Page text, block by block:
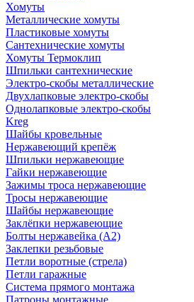
Хомуты
Металлические хомуты
Пластиковые хомуты
Сантехнические хомуты
Хомуты Термоклип
Шпильки сантехнические
Электро-скобы металлические
Двухлапковые электро-скобы
Однолапковые электро-скобы
Kreg
Шайбы кровельные
Нержавеющий крепёж
Шпильки нержавеющие
Гайки нержавеющие
Зажимы троса нержавеющие
Тросы нержавеющие
Шайбы нержавеющие
Заклёпки нержавеющие
Болты нержавейка (А2)
Заклепки резьбовые
Петли воротные (стрела)
Петли гаражные
Система прямого монтажа
Патроны монтажные